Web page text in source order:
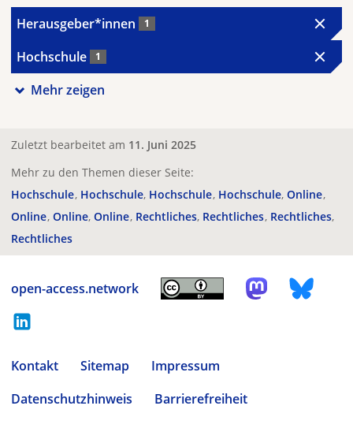
Herausgeber*innen 1
Hochschule 1
Mehr zeigen
Zuletzt bearbeitet am 11. Juni 2025
Mehr zu den Themen dieser Seite:
Hochschule Hochschule Hochschule Hochschule Online
Online Online Online Rechtliches Rechtliches Rechtliches
Rechtliches
open-access.network
Kontakt Sitemap
Impressum
Datenschutzhinweis
Barrierefreiheit